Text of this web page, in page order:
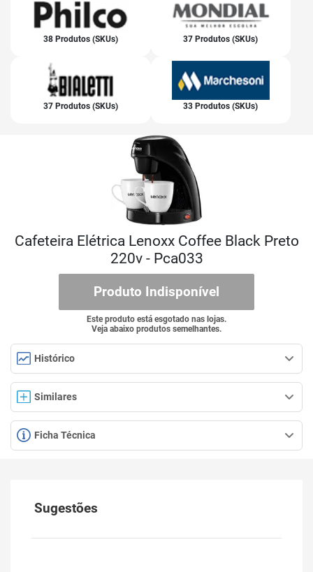
38 Produtos (SKUs) 37 Produtos (SKUs)
37 Produtos (SKUs) 33 Produtos (SKUs)
Cafeteira Elétrica Lenoxx Coffee Black Preto
220v - Pca033
Produto Indisponível
Este produto está esgotado nas lojas.
Veja abaixo produtos semelhantes.
Histórico
Similares
Ficha Técnica
Sugestões